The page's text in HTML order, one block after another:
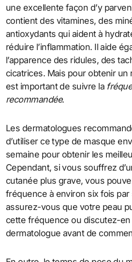
une excellente façon d’y
contient des vitamines, des
antioxydants qui aident à
réduire l’inflammation. Il aide
l’apparence des ridules, des
cicatrices. Mais pour obtenir un
est important de suivre la
recommandée.
Les dermatologues
d’utiliser ce type de masque
semaine pour obtenir les
Cependant, si vous souffrez
cutanée plus grave, vous
fréquence à environ six fois par
assurez-vous que votre peau
cette fréquence ou discutez-
dermatologue avant de